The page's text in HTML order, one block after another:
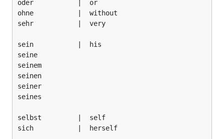
oder           |  or
ohne           |  without
sehr           |  very
sein           |  his
seine
seinem
seinen
seiner
seines
selbst         |  self
sich           |  herself